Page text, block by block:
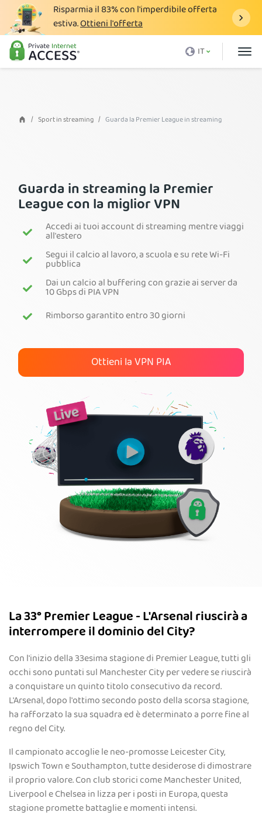
Risparmia il83%con l'imperdibile offerta
estiva.Ottieni l'offerta
IT
Cos'è una VPN
Perché PIA
Vantaggi VPN
Blog
Assistenza
Accedi
Ottieni PIA VPN
Sport in streaming Guarda la Premier League in streaming
Guarda in streaming la Premier
League con la miglior VPN
Accedi ai tuoi account di streaming mentre viaggi
all'estero
Segui il calcio al lavoro, a scuola e su rete Wi-Fi
pubblica
Dai un calcio al buffering con grazie ai server da
10 Gbps di PIA VPN
Rimborso garantito entro 30 giorni
Ottieni la VPN PIA
La 33° Premier League - L'Arsenal riuscirà a
interrompere il dominio del City?
Con l'inizio della 33esima stagione di Premier League, tutti gli
occhi sono puntati sul Manchester City per vedere se riuscirà
a conquistare un quinto titolo consecutivo da record.
L'Arsenal, dopo l'ottimo secondo posto della scorsa stagione,
ha rafforzato la sua squadra ed è determinato a porre fine al
regno del City.
Il campionato accoglie le neo-promosse Leicester City,
Ipswich Town e Southampton, tutte desiderose di dimostrare
il proprio valore. Con club storici come Manchester United,
Liverpool e Chelsea in lizza per i posti in Europa, questa
stagione promette battaglie e momenti intensi.